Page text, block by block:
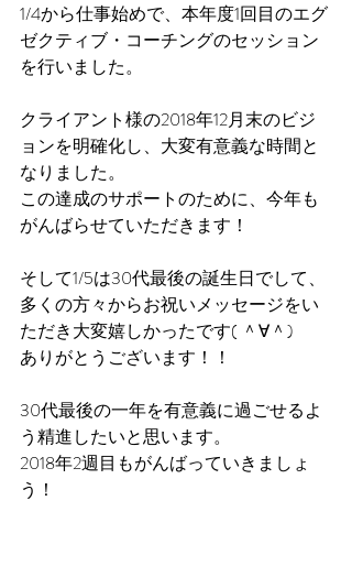
1/4から仕事始めで、本年度1回目のエグ
ゼクティブ・コーチングのセッション
を行いました。
クライアント様の2018年12月末のビジ
ョンを明確化し、大変有意義な時間と
なりました。
この達成のサポートのために、今年も
がんばらせていただきます！
そして1/5は30代最後の誕生日でして、
多くの方々からお祝いメッセージをい
ただき大変嬉しかったです( ＾∀＾)
ありがとうございます！！
30代最後の一年を有意義に過ごせるよ
う精進したいと思います。
2018年2週目もがんばっていきましょ
う！